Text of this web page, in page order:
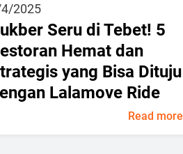
2025
Seru di Tebet! 5
Hemat dan
yang Bisa Dituju
Lalamove Ride
Read more